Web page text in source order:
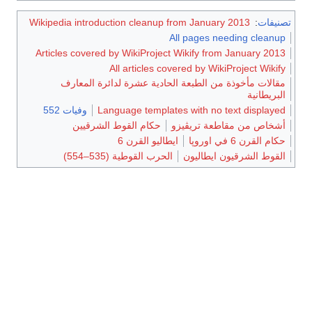
تصنيفات:
Wikipedia introduction cleanup from January 2013
All pages needing cleanup
Articles covered by WikiProject Wikify from January 2013
All articles covered by WikiProject Wikify
مقالات مأخوذة من الطبعة الحادية عشرة لدائرة المعارف
البريطانية
Language templates with no text displayed
وفيات 552
أشخاص من مقاطعة تريڤيزو
حكام القوط الشرقيين
حكام القرن 6 في اوروپا
ايطاليو القرن 6
القوط الشرقيون ايطاليون
الحرب القوطية (535–554)